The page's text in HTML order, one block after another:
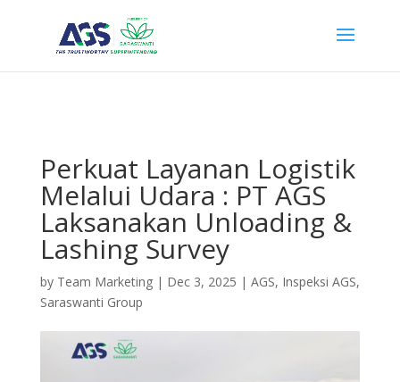
Anugerah Global Superintending", "url": "https://ags.saraswanti.com/"
Perkuat Layanan Logistik
Melalui Udara : PT AGS
Laksanakan Unloading &
Lashing Survey
by Team Marketing| Dec 3, 2025 | AGS, Inspeksi AGS,
Saraswanti Group